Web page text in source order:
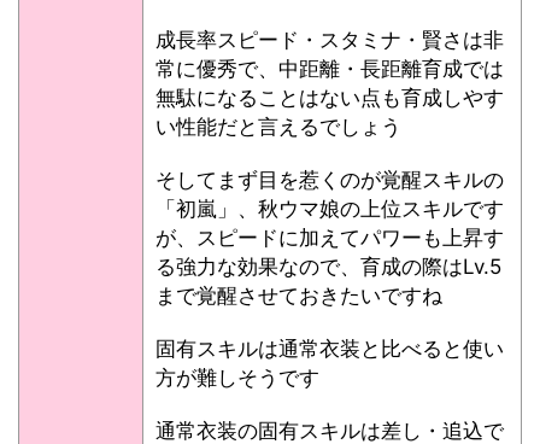
成長率スピード・スタミナ・賢さは非
常に優秀で、中距離・長距離育成では
無駄になることはない点も育成しやす
い性能だと言えるでしょう
そしてまず目を惹くのが覚醒スキルの
「初嵐」、秋ウマ娘の上位スキルです
が、スピードに加えてパワーも上昇す
る強力な効果なので、育成の際はLv.5
まで覚醒させておきたいですね
固有スキルは通常衣装と比べると使い
方が難しそうです
通常衣装の固有スキルは差し・追込で